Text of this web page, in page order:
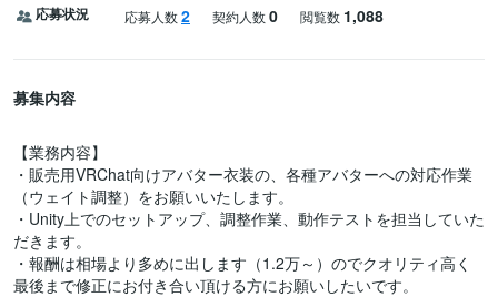
応募状況 応募人数2 契約人数0 閲覧数 1,088
募集内容
【業務内容】
・販売用VRChat向けアバター衣装の、各種アバターへの対応作業
（ウェイト調整）をお願いいたします。
・Unity上でのセットアップ、調整作業、動作テストを担当していた
だきます。
・報酬は相場より多めに出します（1.2万～）のでクオリティ高く
最後まで修正にお付き合い頂ける方にお願いしたいです。